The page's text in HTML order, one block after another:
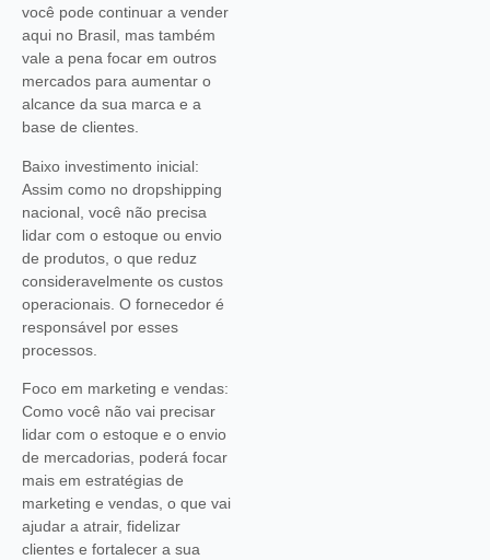
você pode continuar a vender
aqui no Brasil, mas também
vale a pena focar em outros
mercados para aumentar o
alcance da sua marca e a
base de clientes.
Baixo investimento inicial:
Assim como no dropshipping
nacional, você não precisa
lidar com o estoque ou envio
de produtos, o que reduz
consideravelmente os custos
operacionais. O fornecedor é
responsável por esses
processos.
Foco em marketing e vendas:
Como você não vai precisar
lidar com o estoque e o envio
de mercadorias, poderá focar
mais em estratégias de
marketing e vendas, o que vai
ajudar a atrair, fidelizar
clientes e fortalecer a sua